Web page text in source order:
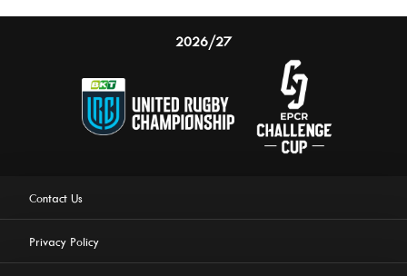
2026/27
Contact Us
Privacy Policy